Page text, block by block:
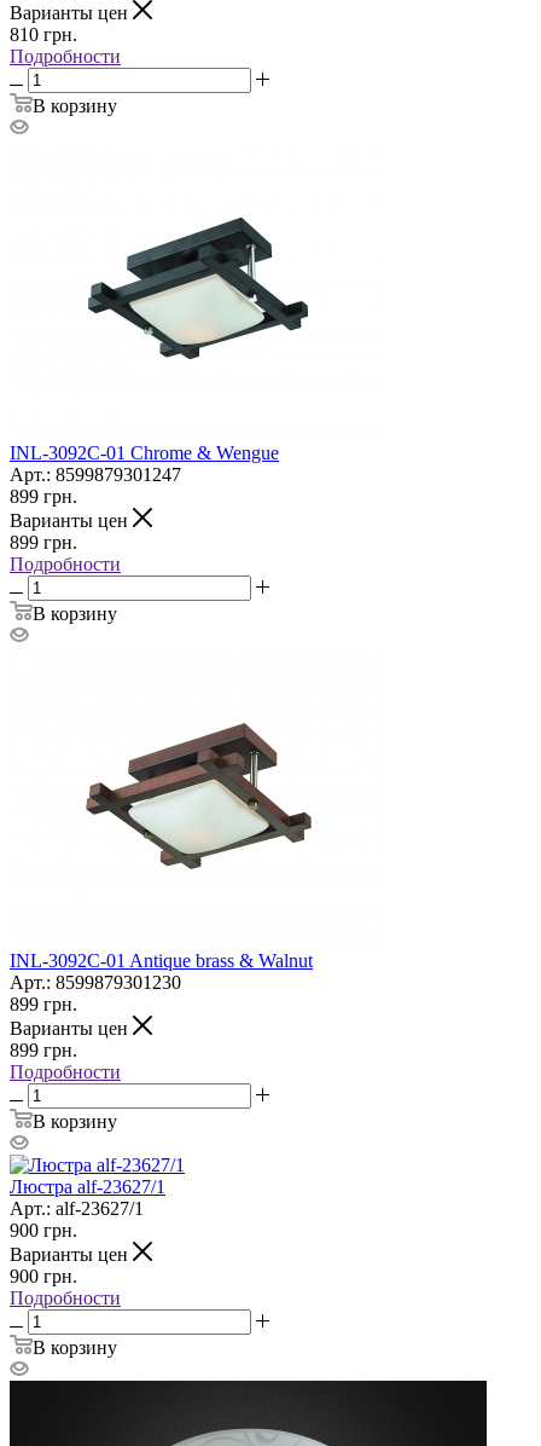
Варианты цен
810 грн.
Подробности
В корзину
INL-3092C-01 Chrome & Wengue
Арт.: 8599879301247
899 грн.
Варианты цен
899 грн.
Подробности
В корзину
INL-3092C-01 Antique brass & Walnut
Арт.: 8599879301230
899 грн.
Варианты цен
899 грн.
Подробности
В корзину
Люстра alf-23627/1
Арт.: alf-23627/1
900 грн.
Варианты цен
900 грн.
Подробности
В корзину